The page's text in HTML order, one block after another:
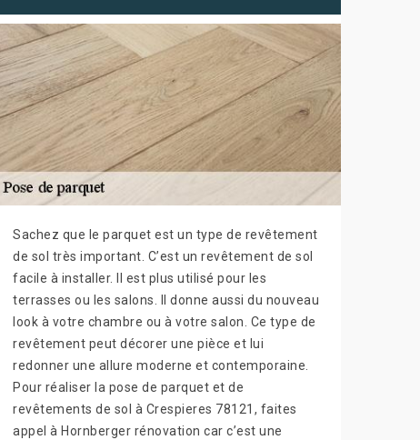
Sachez que le parquet est un type de revêtement
de sol très important. C’est un revêtement de sol
facile à installer. Il est plus utilisé pour les
terrasses ou les salons. Il donne aussi du nouveau
look à votre chambre ou à votre salon. Ce type de
revêtement peut décorer une pièce et lui
redonner une allure moderne et contemporaine.
Pour réaliser la pose de parquet et de
revêtements de sol à Crespieres 78121, faites
appel à Hornberger rénovation car c’est une